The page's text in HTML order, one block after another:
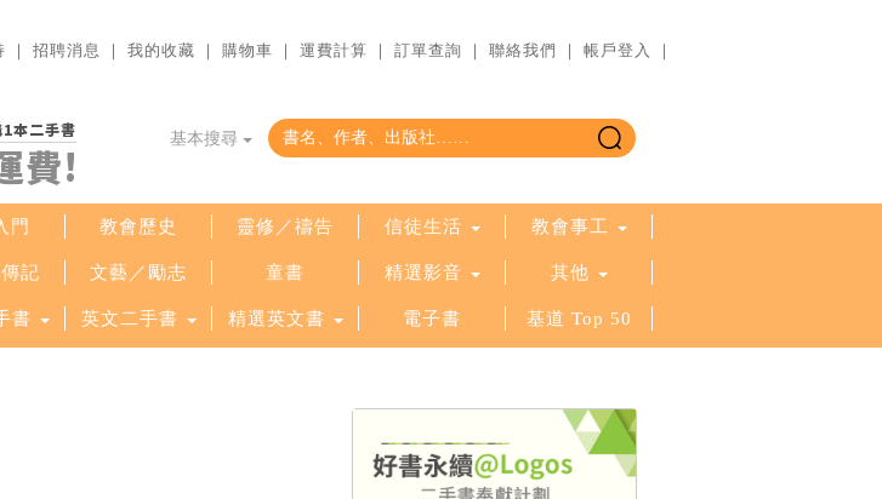
｜ 招聘消息 ｜ 我的收藏 ｜ 購物車 ｜ 運費計算 ｜ 訂單查詢 ｜ 聯絡我們 ｜ 帳戶登入 ｜
本二手書
費!
基本搜尋
門 教會歷史 靈修／禱告 信徒生活 教會事工
記 文藝／勵志 童書 精選影音 其他
書 英文二手書 精選英文書 電子書 基道 Top 50